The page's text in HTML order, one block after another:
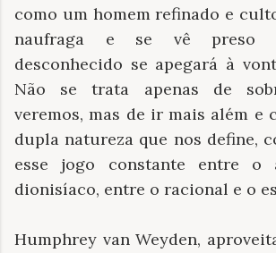
como um homem refinado e
naufraga e se vê preso
desconhecido se apegará à
Não se trata apenas de
veremos, mas de ir mais além e
dupla natureza que nos define,
esse jogo constante entre o
dionisíaco, entre o racional e o
Humphrey van Weyden,